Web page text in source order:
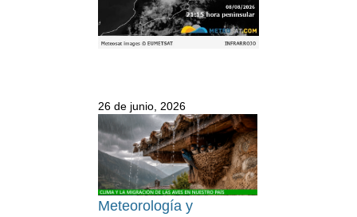
26 de junio, 2026
Meteorología y